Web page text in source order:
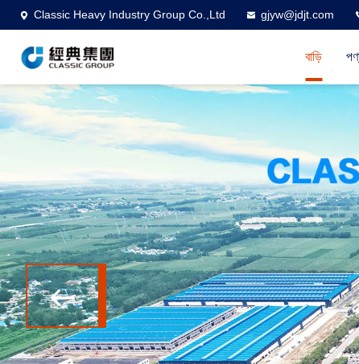
Classic Heavy Industry Group Co.,Ltd gjyw@jdjt.com
বাড়ি